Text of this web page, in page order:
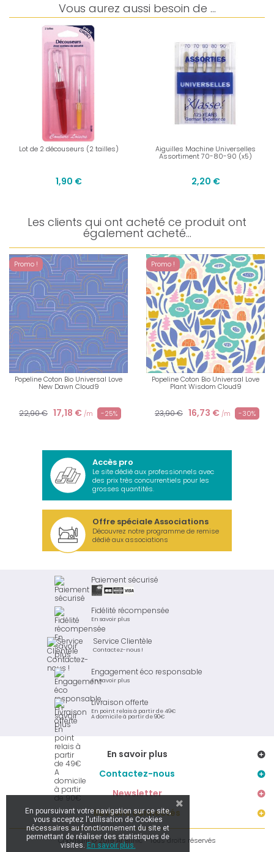
Vous aurez aussi besoin de ...
Lot de 2 découseurs (2 tailles)
1,90 €
Aiguilles Machine Universelles
Assortiment 70-80-90 (x5)
2,20 €
Les clients qui ont acheté ce produit ont
également acheté...
Promo !
Popeline Coton Bio Universal Love
New Dawn Cloud9
22,90 € 17,18 € /m -25%
Promo !
Popeline Coton Bio Universal Love
Plant Wisdom Cloud9
23,90 € 16,73 € /m -30%
Accès pro
Le site dédié aux professionnels avec
des prix très concurrentiels pour les
grosses quantités.
Offre spéciale Associations
Découvrez notre programme de remise
dédié aux associations
Paiement sécurisé
Fidélité récompensée
En savoir plus
Service Clientèle
Contactez-nous !
Engagement éco responsable
En savoir plus
Livraison offerte
En point relais à partir de 49€
A domicile à partir de 90€
En savoir plus
Contactez-nous
Newsletter
Restons connectés
Copyright © 2019 Ar Brinic - Tous droits réservés
En poursuivant votre navigation sur ce site,
vous acceptez l'utilisation de Cookies
nécessaires au fonctionnement du site et
permettant de réaliser des statistiques de
visites. En savoir plus.